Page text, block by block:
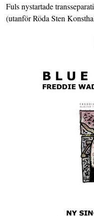
Fuls nystartade
(utanför Röda Sten